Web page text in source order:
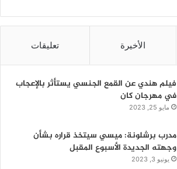
الأخيرة تعليقات
فيلم هندي عن القمع الجنسي يستأثر بالإعجاب
في مهرجان كان
مايو 25, 2023
مدرب برشلونة: ميسي سيتخذ قراره بشأن
وجهته الجديدة الأسبوع المقبل
يونيو 3, 2023